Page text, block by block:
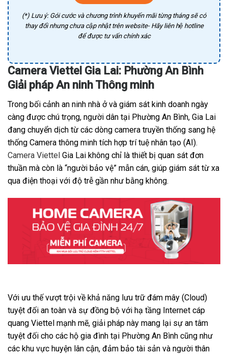
(*) Lưu ý: Gói cước và chương trình khuyến mãi từng tháng sẽ có
thay đổi nhưng chưa cập nhật trên website- Hãy liên hệ hotline
để được tư vấn chính xác
Camera Viettel Gia Lai: Phường An Bình
Giải pháp An ninh Thông minh
Trong bối cảnh an ninh nhà ở và giám sát kinh doanh ngày
càng được chú trọng, người dân tại Phường An Bình, Gia Lai
đang chuyển dịch từ các dòng camera truyền thống sang hệ
thống Camera thông minh tích hợp trí tuệ nhân tạo (AI).
Camera Viettel Gia Lai không chỉ là thiết bị quan sát đơn
thuần mà còn là “người bảo vệ” mẫn cán, giúp giám sát từ xa
qua điện thoại với độ trễ gần như bằng không.
Với ưu thế vượt trội về khả năng lưu trữ đám mây (Cloud)
tuyệt đối an toàn và sự đồng bộ với hạ tầng Internet cáp
quang Viettel mạnh mẽ, giải pháp này mang lại sự an tâm
tuyệt đối cho các hộ gia đình tại Phường An Bình cũng như
các khu vực huyện lân cận, đảm bảo tài sản và người thân